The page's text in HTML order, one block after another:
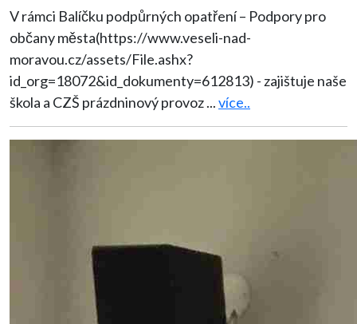
V rámci Balíčku podpůrných opatření – Podpory pro
občany města(https://www.veseli-nad-
moravou.cz/assets/File.ashx?
id_org=18072&id_dokumenty=612813) - zajištuje naše
škola a CZŠ prázdninový provoz...více..